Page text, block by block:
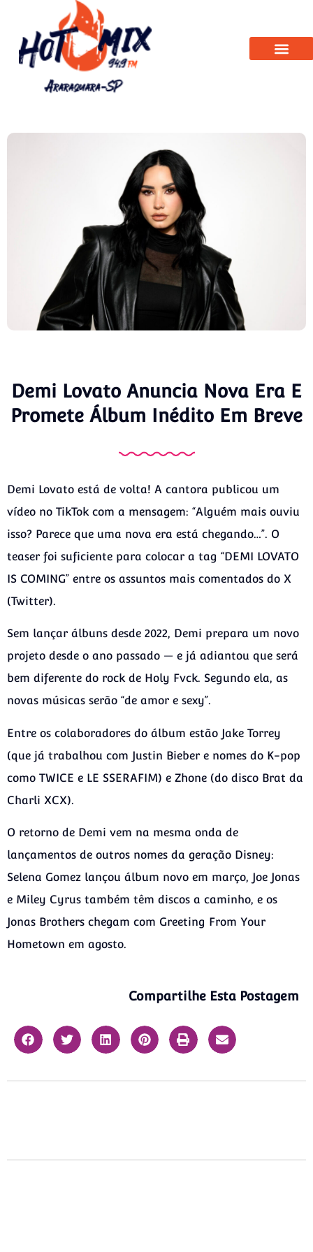
Demi Lovato Anuncia Nova Era E
Promete Álbum Inédito Em Breve
Demi Lovato está de volta! A cantora publicou um
vídeo no TikTok com a mensagem: “Alguém mais ouviu
isso? Parece que uma nova era está chegando…”. O
teaser foi suficiente para colocar a tag “DEMI LOVATO
IS COMING” entre os assuntos mais comentados do X
(Twitter).
Sem lançar álbuns desde 2022, Demi prepara um novo
projeto desde o ano passado — e já adiantou que será
bem diferente do rock de Holy Fvck. Segundo ela, as
novas músicas serão “de amor e sexy”.
Entre os colaboradores do álbum estão Jake Torrey
(que já trabalhou com Justin Bieber e nomes do K-pop
como TWICE e LE SSERAFIM) e Zhone (do disco Brat da
Charli XCX).
O retorno de Demi vem na mesma onda de
lançamentos de outros nomes da geração Disney:
Selena Gomez lançou álbum novo em março, Joe Jonas
e Miley Cyrus também têm discos a caminho, e os
Jonas Brothers chegam com Greeting From Your
Hometown em agosto.
Compartilhe Esta Postagem